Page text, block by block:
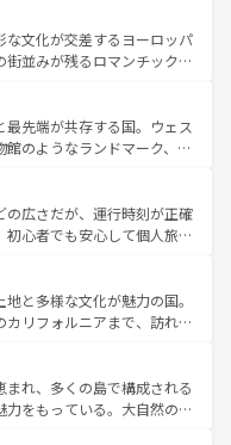
が異なるスペインはその個
で訪れる人を魅了する。 なお、新着のスペイン情報は コ
い。
。華麗な宮殿、歴史的な大
豊かな自然が、訪れる者を心
は美食の国としても知ら
るランス、プロヴァンスの
彩な楽しみ方が可能だ。さ
が溢れており、どの街角に
で全く異なる文化を体験で
着のフランス情報はコンテンツ一覧
な文化が交差するヨーロッパ
並みが残るロマンチック街
ても飽きることがない。ベ
ン州のアルプスの絶景、そ
いった風景は必見。ビール
い。 なお、新着の
を参照してほしい。
先端が共存する国。ウェス
のようなランドマーク、歴
また、優雅なアフタヌーン
らない英国パブ、サッカー観
体験も豊富。イギリスを旅
の広さだが、運行時刻が正確
心者でも安心して個人旅行
イスならではのユニークな
けでなく町歩きも満喫する
いため物価も高いが、旅行
ともできる。 なお、新
一覧 を参照してほしい。
と多様な文化が魅力の国。
リフォルニアまで、訪れる
ョッピング、エンターテイ
ポットだ。一方、アメリカ
ンドキャニオンやイエロー
れ、多くの島で構成される
をもっている。大自然の神